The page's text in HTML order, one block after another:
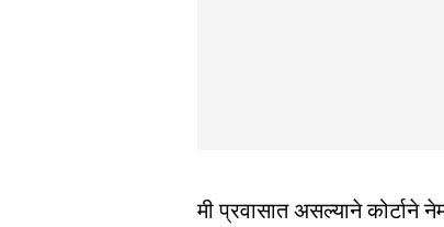
मी प्रवासात असल्याने